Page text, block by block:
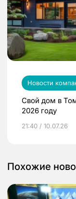
Новости
Свой дом в
2026 году
21:40 / 10.07.26
Похожие